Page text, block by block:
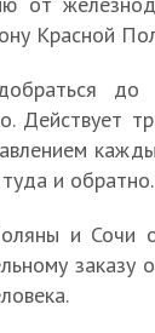
Красной
до
Действует
и обратно.
и Сочи
заказу